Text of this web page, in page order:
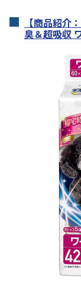
【商品紹介
臭＆超吸収